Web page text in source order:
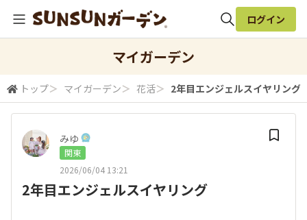
検索
ログイン
マイガーデン
トップ＞ マイガーデン＞ 花活＞ 2年目エンジェルスイヤリング
みゆ‪
関東
2026/06/04 13:21
2年目エンジェルスイヤリング